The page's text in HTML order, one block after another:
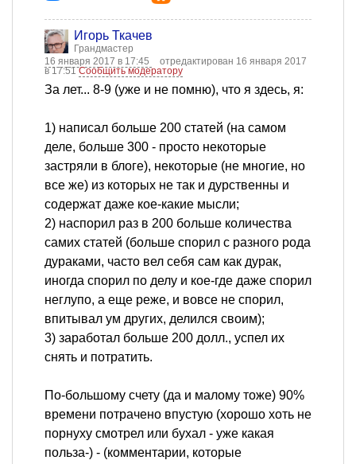
Игорь Ткачев
Грандмастер
16 января 2017 в 17:45
отредактирован 16 января 2017
в 17:51Сообщить модератору
За лет... 8-9 (уже и не помню), что я здесь, я:
1) написал больше 200 статей (на самом
деле, больше 300 - просто некоторые
застряли в блоге), некоторые (не многие, но
все же) из которых не так и дурственны и
содержат даже кое-какие мысли;
2) наспорил раз в 200 больше количества
самих статей (больше спорил с разного рода
дураками, часто вел себя сам как дурак,
иногда спорил по делу и кое-где даже спорил
неглупо, а еще реже, и вовсе не спорил,
впитывал ум других, делился своим);
3) заработал больше 200 долл., успел их
снять и потратить.
По-большому счету (да и малому тоже) 90%
времени потрачено впустую (хорошо хоть не
порнуху смотрел или бухал - уже какая
польза-) - (комментарии, которые